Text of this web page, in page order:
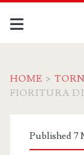
HOME >
FIORITURA
Published 7